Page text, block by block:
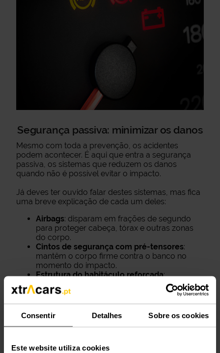
Consentir Detalhes Sobre os cookies
Este website utiliza cookies
Segurança passiva: minimizar os danos
Mesmo com toda a prevenção, os acidentes
podem acontecer. É aqui que entra a segurança
passiva, os sistemas que reduzem os danos
quando não é possível evitar o impacto.
Já deves ter ouvido falar destes sistemas, mas fica
uma breve explicação de cada um deles:
Airbags: disparam em frações de segundo
para proteger cabeça, tórax e outras zonas
do corpo.
Cintos de segurança com pré-tensores:
mantêm o corpo firme contra o banco no
momento do impacto.
Estrutura do habitáculo reforçada:
desenhada para absorver e distribuir a força
de uma colisão.
Encostos de cabeça ativos: minimizam o
efeito "chicote” em colisões traseiras.
Estes extras não impedem um acidente, mas
consequências para condutor e passageiros.